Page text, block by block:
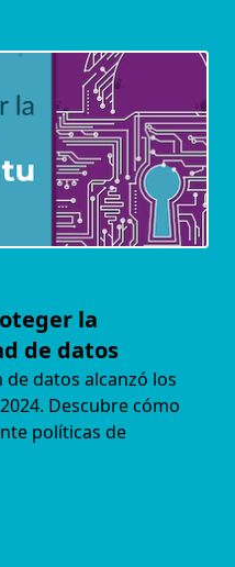
la
de datos
datos alcanzó los
Descubre cómo
políticas de